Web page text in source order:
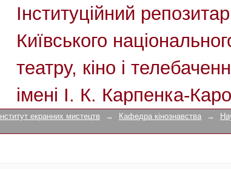
Інституційний
Київського
театру, кіно і
імені І. К. Карпенка-
Інститут екранних мистецтв → Кафедра кінознавства →